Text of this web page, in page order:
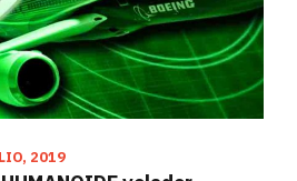
2019